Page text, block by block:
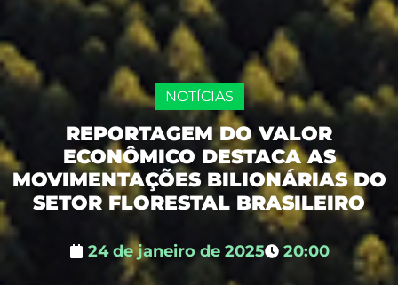
NOTÍCIAS
REPORTAGEM DO VALOR
ECONÔMICO DESTACA AS
MOVIMENTAÇÕES BILIONÁRIAS DO
SETOR FLORESTAL BRASILEIRO
24 de janeiro de 2025 20:00